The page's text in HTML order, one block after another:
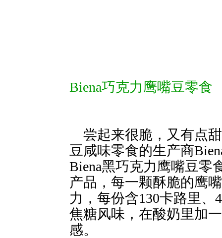
Biena巧克力鹰嘴豆零食
 尝起来很脆，又
豆咸味零食的生产商
Biena黑巧克力鹰嘴豆零
产品，每一颗酥脆的鹰
力，每份含130卡路里
焦糖风味，在酸奶里
感。